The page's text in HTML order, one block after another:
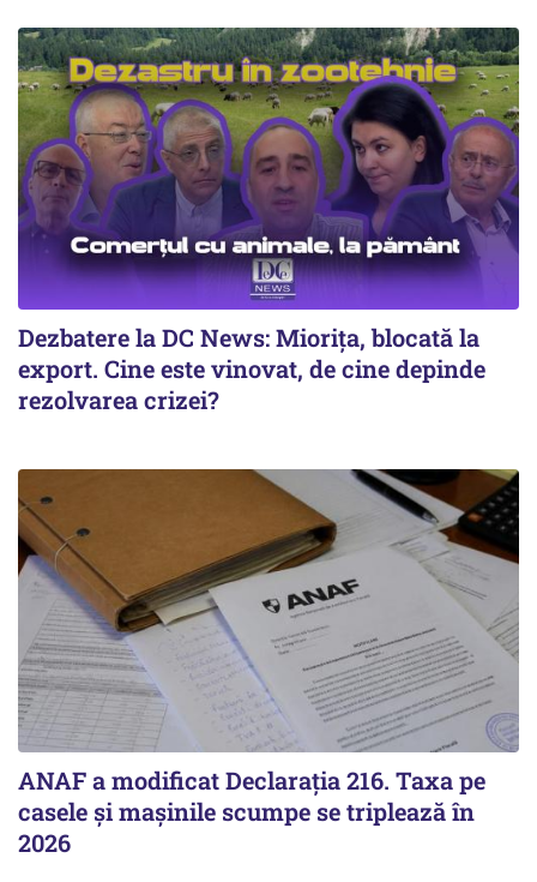
Dezbatere la DC News: Miorița, blocată la
export. Cine este vinovat, de cine depinde
rezolvarea crizei?
ANAF a modificat Declarația 216. Taxa pe
casele și mașinile scumpe se triplează în
2026